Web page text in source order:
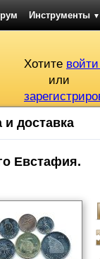
Инструменты ▼
Хотите
или
и доставка
Евстафия.